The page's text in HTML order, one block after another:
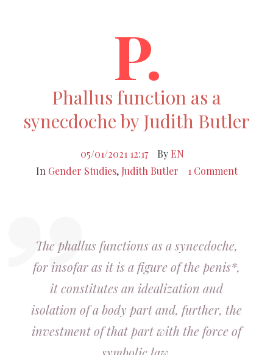
P.
Phallus function as a
synecdoche by Judith Butler
05/01/2021 12:17 By EN
In Gender Studies, Judith Butler 1 Comment
The phallus functions as a synecdoche,
for insofar as it is a figure of the penis*,
it constitutes an idealization and
isolation of a body part and, further, the
investment of that part with the force of